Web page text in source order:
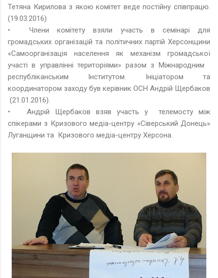
Тетяна Кирилова з якою комітет веде постійну співпрацю.
(19.03.2016)
•
Члени комітету взяли участь в семінарі для
громадських організацій та політичних партій Херсонщини
«Самоорганізація населення як механізм громадської
участі в управлінні територіями» разом з Міжнародним
республіканським Інститутом. Ініціатором та
координатором заходу був керівник ОСН Андрій Щербаков
(21.01.2016).
•
Андрій Щербаков взяв участь у телемосту між
спікерами з Кризового медіа-центру «Сіверський Донець»
Луганщини та Кризового медіа-центру Херсона.